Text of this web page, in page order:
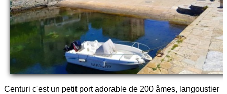
Centuri c'est un petit port adorable de 200 âmes, langoustier